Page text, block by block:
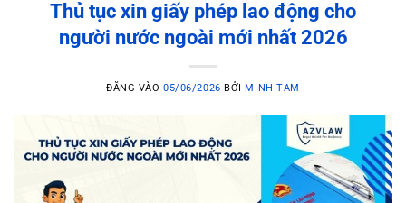
Thủ tục xin giấy phép lao động cho
người nước ngoài mới nhất 2026
ĐĂNG VÀO05/06/2026 BỞIMINH TAM